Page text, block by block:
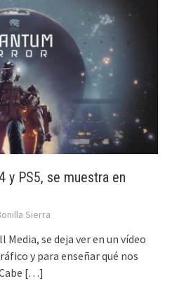
y PS5, se muestra en
Sierra
se deja ver en un vídeo
y para enseñar qué nos
[…]